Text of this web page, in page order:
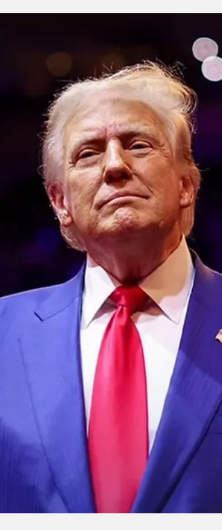
„srpski svet“ i kraj evropskog puta.
to pred očima Zapada.